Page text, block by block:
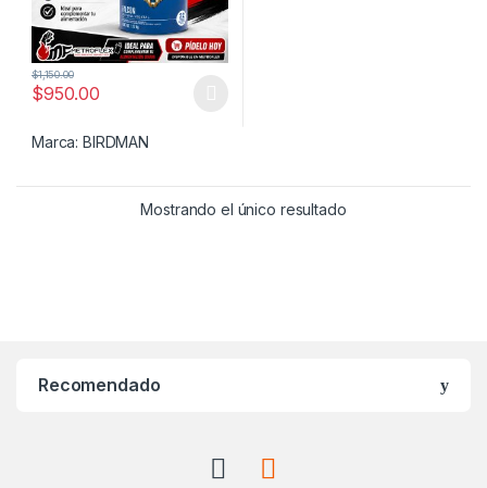
$950.00
$1,150.00
Este producto tiene múltiples variantes. Las opciones se
Marca:BIRDMAN
Mostrando el único resultado
Recomendado